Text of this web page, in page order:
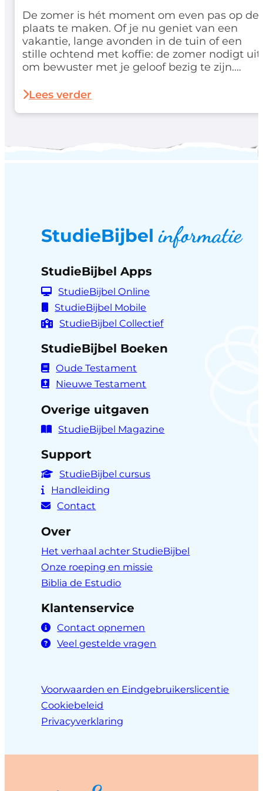
De zomer is hét moment om even pas op de
plaats te maken. Of je nu geniet van een
vakantie, lange avonden in de tuin of een
stille ochtend met koffie: de zomer nodigt uit
om bewuster met je geloof bezig te zijn.
speciale deal waarmee je extra
Lees verder
StudieBijbelinformatie
StudieBijbel Apps
StudieBijbel Online
StudieBijbel Mobile
StudieBijbel Collectief
StudieBijbel Boeken
Oude Testament
Nieuwe Testament
Overige uitgaven
StudieBijbel Magazine
Support
StudieBijbel cursus
Handleiding
Contact
Over
Het verhaal achter StudieBijbel
Onze roeping en missie
Biblia de Estudio
Klantenservice
Contact opnemen
Veel gestelde vragen
Voorwaarden en Eindgebruikerslicentie
Cookiebeleid
Privacyverklaring